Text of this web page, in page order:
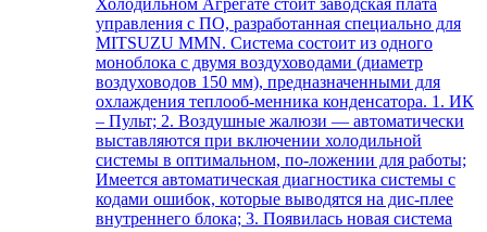
Холодильном Агрегате стоит заводская плата
управления с ПО, разработанная специально для
MITSUZU MMN. Система состоит из одного
моноблока с двумя воздуховодами (диаметр
воздуховодов 150 мм), предназначенными для
охлаждения теплооб-менника конденсатора. 1. ИК
– Пульт; 2. Воздушные жалюзи — автоматически
выставляются при включении холодильной
системы в оптимальном, по-ложении для работы;
Имеется автоматическая диагностика системы с
кодами ошибок, которые выводятся на дис-плее
внутреннего блока; 3. Появилась новая система